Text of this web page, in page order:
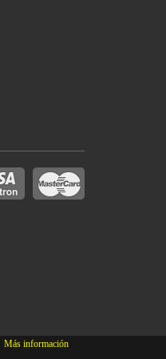
Más información